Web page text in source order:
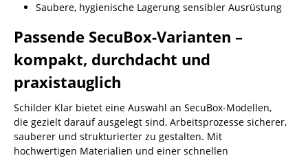
Saubere, hygienische Lagerung sensibler Ausrüstung
Passende SecuBox-Varianten –
kompakt, durchdacht und
praxistauglich
Schilder Klar bietet eine Auswahl an SecuBox-Modellen,
die gezielt darauf ausgelegt sind, Arbeitsprozesse sicherer,
sauberer und strukturierter zu gestalten. Mit
hochwertigen Materialien und einer schnellen